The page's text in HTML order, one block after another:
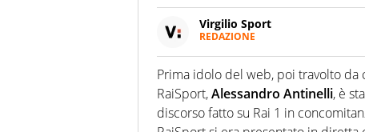
Virgilio Sport
REDAZIONE
sport. Calcio, calciomercato,
Virgilio Sport i tifosi e gli
completa e zero faziosità. La
esperti di sport abili sia nel
rilanciano verso la rete, sia
Prima idolo del web, poi travolto
RaiSport,Alessandro Antinelli, è
discorso fatto su Rai 1 in